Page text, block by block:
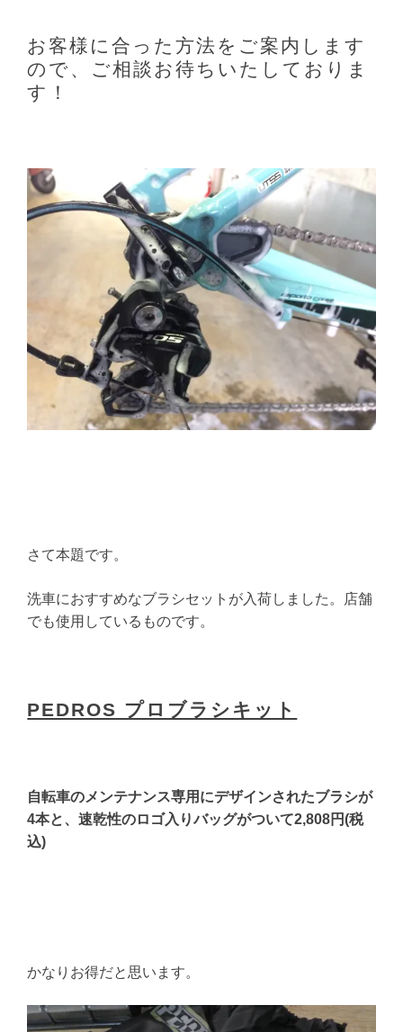
お客様に合った方法をご案内します
ので、ご相談お待ちいたしておりま
す！
さて本題です。
洗車におすすめなブラシセットが入荷しました。店舗
でも使用しているものです。
PEDROS プロブラシキット
自転車のメンテナンス専用にデザインされたブラシが
4本と、速乾性のロゴ入りバッグがついて2,808円(税
込)
かなりお得だと思います。